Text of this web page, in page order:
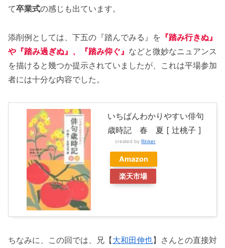
て卒業式の感じも出ています。
添削例としては、下五の『踏んでみる』を 『踏み行きぬ』
や『踏み過ぎぬ』、『踏み仰ぐ』 などと微妙なニュアンス
を描けると幾つか提示されていましたが、これは平場参加
者には十分な内容でした。
いちばんわかりやすい俳句
歳時記 春 夏 [ 辻桃子 ]
created by Rinker
Amazon
楽天市場
ちなみに、この回では、兄【大和田伸也】さんとの直接対